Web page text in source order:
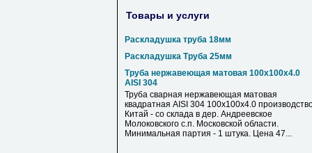
Товары и услуги
Раскладушка труба 18мм
Раскладушка Труба 25мм
Труба нержавеющая матовая 100х100х4.0
AISI 304
Труба сварная нержавеющая матовая
квадратная AISI 304 100х100х4.0
Китай - со склада в дер. Андреевское
Молоковского с.п. Московской области.
Минимальная партия - 1 штука. Цена 47...